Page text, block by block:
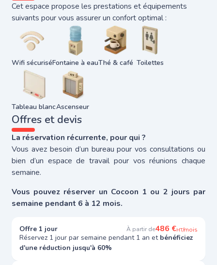
Cet espace propose les prestations et équipements
suivants pour vous assurer un confort optimal :
Wifi sécuriséFontaine à eauThé & café Toilettes
Tableau blancAscenseur
Offres et devis
La réservation récurrente, pour qui ?
Vous avez besoin d’un bureau pour vos consultations ou
bien d’un espace de travail pour vos réunions chaque
semaine.
Vous pouvez réserver un Cocoon 1 ou 2 jours par
semaine pendant 6 à 12 mois.
Offre 1 jour À partir de486 €HT/mois
Réservez 1 jour par semaine pendant 1 an et bénéficiez
d'une réduction jusqu'à 60%